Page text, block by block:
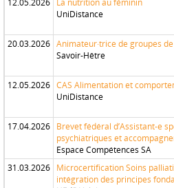
12.05.2026 La nutrition au féminin
UniDistance
20.03.2026 Animateur·trice de groupes
Savoir-Hêtre
12.05.2026 CAS Alimentation et
UniDistance
17.04.2026 Brevet fédéral d’Assistant-e
psychiatriques et
Espace Compétences SA
31.03.2026 Microcertification Soins
intégration des principes